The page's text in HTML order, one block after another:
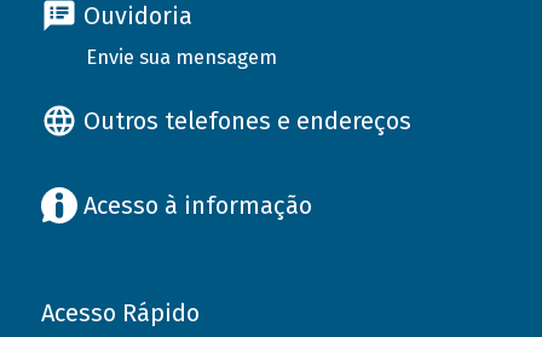
Ouvidoria
Envie sua mensagem
Outros telefones e endereços
Acesso à informação
Acesso Rápido